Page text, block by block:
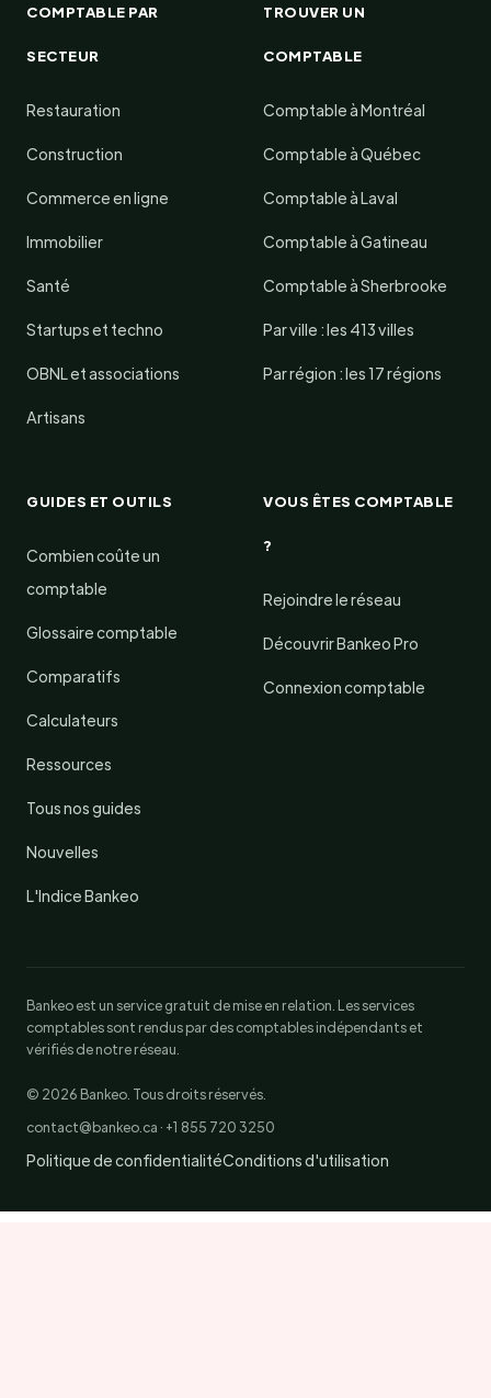
COMPTABLE PAR
SECTEUR
Restauration
Construction
Commerce en ligne
Immobilier
Santé
Startups et techno
OBNL et associations
Artisans
TROUVER UN
COMPTABLE
Comptable à Montréal
Comptable à Québec
Comptable à Laval
Comptable à Gatineau
Comptable à Sherbrooke
Par ville : les 413 villes
Par région : les 17 régions
GUIDES ET OUTILS
Combien coûte un
comptable
Glossaire comptable
Comparatifs
Calculateurs
Ressources
Tous nos guides
Nouvelles
L'Indice Bankeo
VOUS ÊTES COMPTABLE
?
Rejoindre le réseau
Découvrir Bankeo Pro
Connexion comptable
Bankeo est un service gratuit de mise en relation. Les services
comptables sont rendus par des comptables indépendants et
vérifiés de notre réseau.
© 2026 Bankeo. Tous droits réservés.
contact@bankeo.ca · +1 855 720 3250
Politique de confidentialitéConditions d'utilisation